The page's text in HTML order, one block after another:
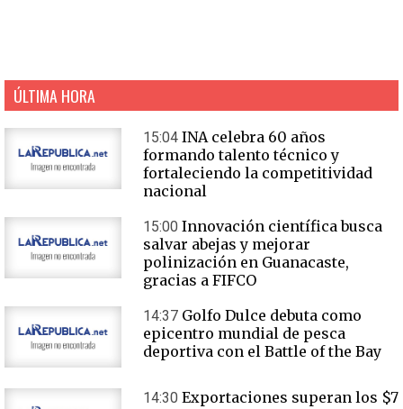
ÚLTIMA HORA
15:04 INA celebra 60 años
formando talento técnico y
fortaleciendo la competitividad
nacional
15:00 Innovación científica busca
salvar abejas y mejorar
polinización en Guanacaste,
gracias a FIFCO
14:37 Golfo Dulce debuta como
epicentro mundial de pesca
deportiva con el Battle of the Bay
14:30 Exportaciones superan los $7